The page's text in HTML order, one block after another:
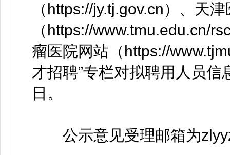
（https://jy.tj.gov.cn）、天
（https://www.tmu.edu.cn/
瘤医院网站（https://
才招聘”专栏对拟聘用人员
日。
公示意见受理邮箱为